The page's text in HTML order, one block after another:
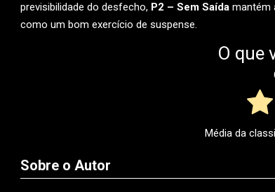
previsibilidade do desfecho, P2 – Sem Saída mantém
como um bom exercício de suspense.
O que
Média da
Sobre o Autor